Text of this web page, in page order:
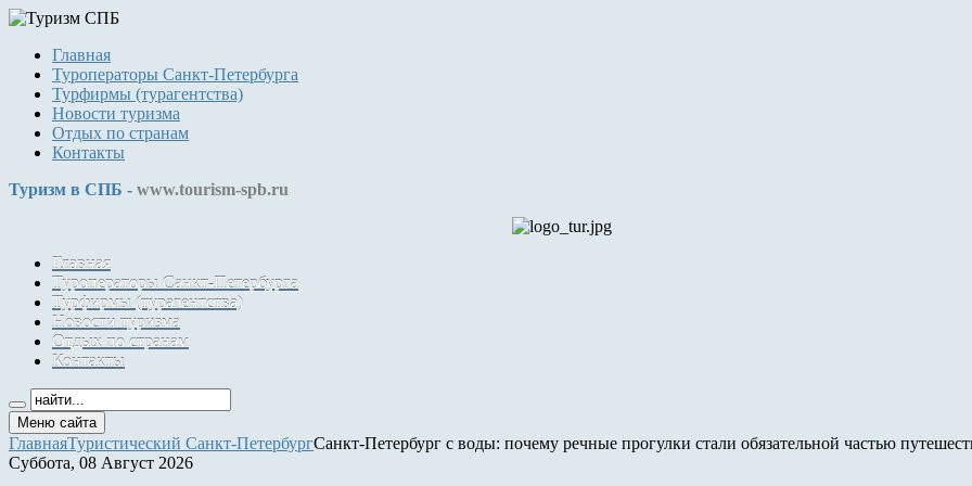
Главная
Туроператоры Санкт-Петербурга
Турфирмы (турагентства)
Новости туризма
Отдых по странам
Контакты
Туризм в СПБ - www.tourism-spb.ru
Главная
Туроператоры Санкт-Петербурга
Турфирмы (турагентства)
Новости туризма
Отдых по странам
Контакты
Меню сайта
ГлавнаяТуристический Санкт-ПетербургСанкт-Петербург с воды: почему речные прогулки стали обязательной частью
Суббота, 08 Август 2026